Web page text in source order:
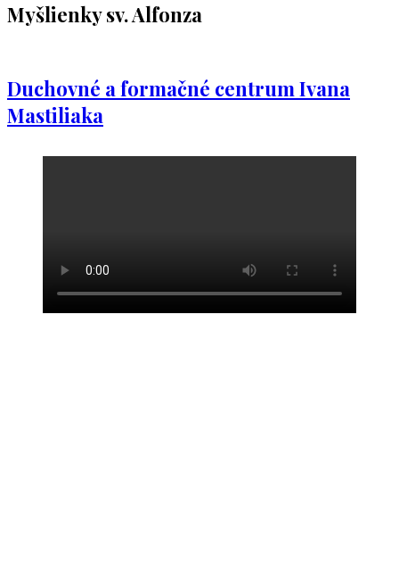
Myšlienky sv. Alfonza
Duchovné a formačné centrum Ivana
Mastiliaka